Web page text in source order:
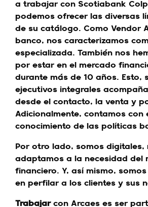
a trabajar con Scotiabank
podemos ofrecer las diversas
de su catálogo. Como Vendor
banco, nos caracterizamos
especializada. También nos
por estar en el mercado
durante más de 10 años. Esto,
ejecutivos integrales
desde el contacto, la venta y
Adicionalmente, contamos con
conocimiento de las políticas
Por otro lado, somos digitales,
adaptamos a la necesidad del
financiero. Y, así mismo,
en perfilar a los clientes y sus
Trabajarcon Arcaes es ser